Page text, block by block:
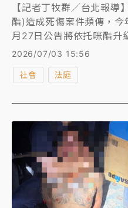
【記者丁牧群／台北報導
酯)造成死傷案件頻傳，
月27日公告將依托咪酯升
岳2024年5月10日吸了喪
連撞3部機車，害22歲陳
折。士林地院國民法官庭
時候一樣擁抱他，不料竟
知道是最後一次，我一定
與旁聽席民眾都紅了眼眶
於死判李家岳8年6月徒刑
2026/07/03 15:56
社會 法庭